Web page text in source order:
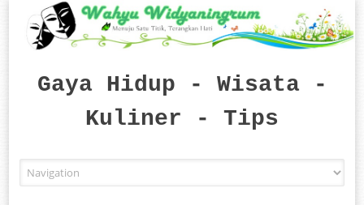
Gaya Hidup - Wisata -
Kuliner - Tips